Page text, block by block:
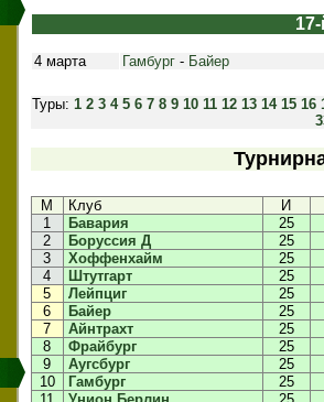
4 марта Гамбург - Байер
Туры: 1 2 3 4 5 6 7 8 9 10 11 12 13 14 15 16
М Клуб
И
1
Бавария
25
2
Боруссия Д
25
3
Хоффенхайм
25
4
Штутгарт
25
5
Лейпциг
25
6
Байер
25
7
Айнтрахт
25
8
Фрайбург
25
9
Аугсбург
25
10
Гамбург
25